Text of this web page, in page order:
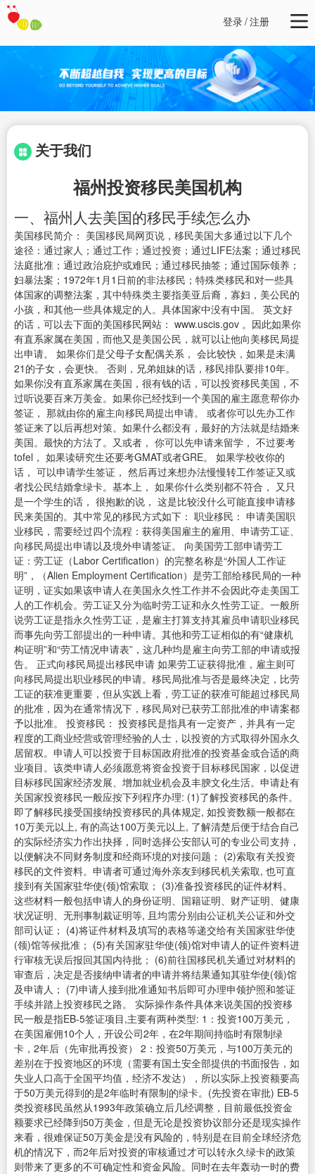
登录/注册
关于我们
福州投资移民美国机构
一、福州人去美国的移民手续怎么办
美国移民简介： 美国移民局网页说，移民美国大多通过以下几个
途径：通过家人；通过工作；通过投资；通过LIFE法案；通过移民
法庭批准；通过政治庇护或难民；通过移民抽签；通过国际领养；
妇暴法案；1972年1月1日前的非法移民；特殊类移民和对一些具
体国家的调整法案，其中特殊类主要指美亚后裔，寡妇，美公民的
小孩，和其他一些具体规定的人。具体国家中没有中国。 英文好
的话，可以去下面的美国移民网站： www.uscis.gov 。因此如果你
有直系家属在美国，而他又是美国公民，就可以让他向美移民局提
出申请。 如果你们是父母子女配偶关系， 会比较快，如果是未满
21的子女，会更快。 否则，兄弟姐妹的话，移民排队要排10年。
如果你没有直系家属在美国，很有钱的话，可以投资移民美国，不
过听说要百来万美金。如果你已经找到一个美国的雇主愿意帮你办
签证， 那就由你的雇主向移民局提出申请。 或者你可以先办工作
签证来了以后再想对策。如果什么都没有，最好的方法就是结婚来
美国。最快的方法了。又或者， 你可以先申请来留学， 不过要考
tofel， 如果读研究生还要考GMAT或者GRE。 如果学校收你的
话， 可以申请学生签证， 然后再过来想办法慢慢转工作签证又或
者找公民结婚拿绿卡。基本上， 如果你什么类别都不符合， 又只
是一个学生的话， 很抱歉的说， 这是比较没什么可能直接申请移
民来美国的。其中常见的移民方式如下： 职业移民： 申请美国职
业移民，需要经过四个流程：获得美国雇主的雇用、申请劳工证、
向移民局提出申请以及境外申请签证。 向美国劳工部申请劳工
证：劳工证（Labor Certification）的完整名称是“外国人工作证
明”，（Alien Employment Certification）是劳工部给移民局的一种
证明，证实如果该申请人在美国永久性工作并不会因此夺走美国工
人的工作机会。劳工证又分为临时劳工证和永久性劳工证。一般所
说劳工证是指永久性劳工证，是雇主打算支持其雇员申请职业移民
而事先向劳工部提出的一种申请。其他和劳工证相似的有“健康机
构证明”和“劳工情况申请表”，这几种均是雇主向劳工部的申请或报
告。 正式向移民局提出移民申请 如果劳工证获得批准，雇主则可
向移民局提出职业移民的申请。移民局批准与否是最终决定，比劳
工证的获准更重要，但从实践上看，劳工证的获准可能超过移民局
的批准，因为在通常情况下，移民局对已获劳工部批准的申请案都
予以批准。 投资移民： 投资移民是指具有一定资产，并具有一定
程度的工商业经营或管理经验的人士，以投资的方式取得外国永久
居留权。申请人可以投资于目标国政府批准的投资基金或合适的商
业项目。该类申请人必须愿意将资金投资于目标移民国家，以促进
目标移民国家经济发展、增加就业机会及丰腴文化生活。申请赴有
关国家投资移民一般应按下列程序办理: (1)了解投资移民的条件。
即了解移民接受国接纳投资移民的具体规定, 如投资数额一般都在
10万美元以上, 有的高达100万美元以上, 了解清楚后便于结合自己
的实际经济实力作出抉择，同时选择公安部认可的专业公司支持，
以便解决不同财务制度和经商环境的对接问题； (2)索取有关投资
移民的文件资料。申请者可通过海外亲友到移民机关索取, 也可直
接到有关国家驻华使(领)馆索取； (3)准备投资移民的证件材料。
这些材料一般包括申请人的身份证明、国籍证明、财产证明、健康
状况证明、无刑事制裁证明等, 且均需分别由公证机关公证和外交
部司认证； (4)将证件材料及填写的表格等递交给有关国家驻华使
(领)馆等候批准； (5)有关国家驻华使(领)馆对申请人的证件资料进
行审核无误后报回其国内待批； (6)前往国移民机关通过对材料的
审查后，决定是否接纳申请者的申请并将结果通知其驻华使(领)馆
及申请人； (7)申请人接到批准通知书后即可办理申领护照和签证
手续并踏上投资移民之路。 实际操作条件具体来说美国的投资移
民一般是指EB-5签证项目,主要有两种类型: 1：投资100万美元，
在美国雇佣10个人，开设公司2年，在2年期间持临时有限制绿
卡，2年后（先审批再投资） 2：投资50万美元，与100万美元的
差别在于投资地区的环境（需要有国土安全部提供的书面报告，如
失业人口高于全国平均值，经济不发达），所以实际上投资额要高
于50万美元得到的是2年临时有限制的绿卡。(先投资在审批) EB-5
类投资移民虽然从1993年政策确立后几经调整，目前最低投资金
额要求已经降到50万美金，但是无论是投资协议部分还是现实操作
来看，很难保证50万美金是没有风险的，特别是在目前全球经济危
机的情况下，而2年后对投资的审核通过才可以转永久绿卡的政策
则带来了更多的不可确定性和资金风险。同时在去年轰动一时的费